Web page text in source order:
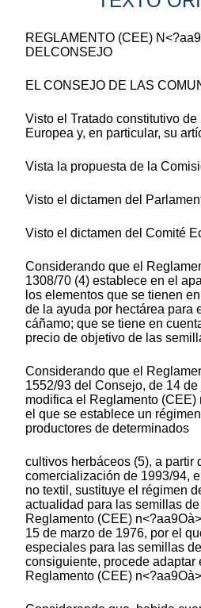
REGLAMENTO (CEE)
DELCONSEJO
EL CONSEJO DE LAS
Visto el Tratado constitutivo
Europea y, en particular, su
Vista la propuesta de la
Visto el dictamen del
Visto el dictamen del Comité
Considerando que el
1308/70 (4) establece en el
los elementos que se tienen
de la ayuda por hectárea para
cáñamo; que se tiene en
precio de objetivo de las
Considerando que el
1552/93 del Consejo, de 14
modifica el Reglamento
el que se establece un
productores de determinados
cultivos herbáceos (5), a partir
comercialización de 1993/94,
no textil, sustituye el régimen
actualidad para las semillas
Reglamento (CEE)
15 de marzo de 1976, por el
especiales para las semillas
consiguiente, procede adaptar
Reglamento (CEE)